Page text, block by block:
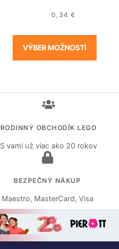
0,34 €
VÝBER MOŽNOSTÍ
RODINNÝ OBCHODÍK LEGO
S vami už viac ako 20 rokov
BEZPEČNÝ NÁKUP
Maestro, MasterCard, Visa